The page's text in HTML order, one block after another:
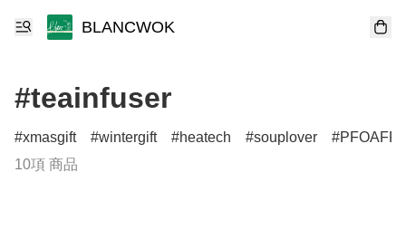
BLANCWOK
#teainfuser
xmasgift wintergift heatech souplover
10項 商品